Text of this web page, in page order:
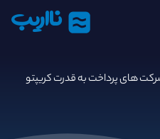
نااریب
شرکت های پرداخت به قدرت کریپتو